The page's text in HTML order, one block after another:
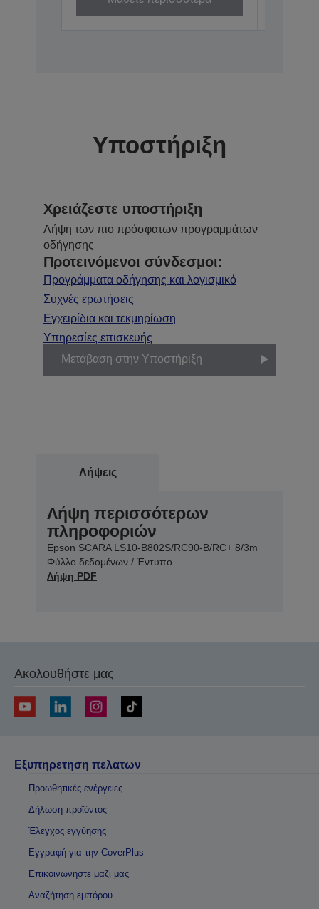
Υποστήριξη
Χρειάζεστε υποστήριξη
Λήψη των πιο πρόσφατων προγραμμάτων
οδήγησης
Προτεινόμενοι σύνδεσμοι:
Προγράμματα οδήγησης και λογισμικό
Συχνές ερωτήσεις
Εγχειρίδια και τεκμηρίωση
Υπηρεσίες επισκευής
Μετάβαση στην Υποστήριξη
Λήψεις
Λήψη περισσότερων
πληροφοριών
Epson SCARA LS10-B802S/RC90-B/RC+ 8/3m
Φύλλο δεδομένων / Έντυπο
Λήψη PDF
Ακολουθήστε μας
Εξυπηρετηση πελατων
Προωθητικές ενέργειες
Δήλωση προϊόντος
Έλεγχος εγγύησης
Εγγραφή για την CoverPlus
Επικοινωνηστε μαζι μας
Αναζήτηση εμπόρου